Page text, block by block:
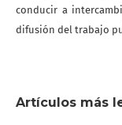
conducir a
difusión del trabajo
Artículos más